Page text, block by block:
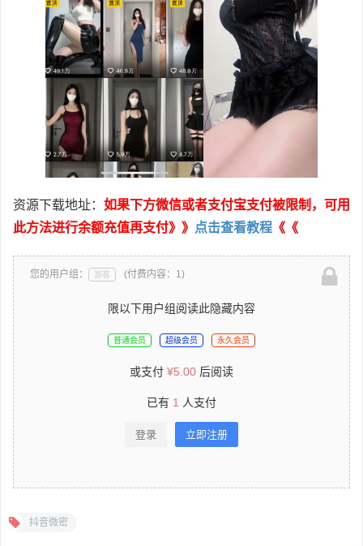
资源下载地址： 如果下方微信或者支付宝支付被限制，可用
此方法进行余额充值再支付》》 点击查看教程 《《
您的用户组： 游客 (付费内容：1)
限以下用户组阅读此隐藏内容
普通会员 超级会员 永久会员
或支付 ¥5.00 后阅读
已有 1 人支付
登录 立即注册
抖音微密